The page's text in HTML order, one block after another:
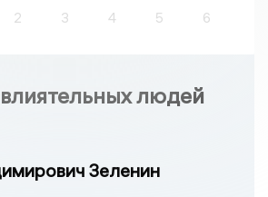
2 3 4 5 6
людей
Зеленин